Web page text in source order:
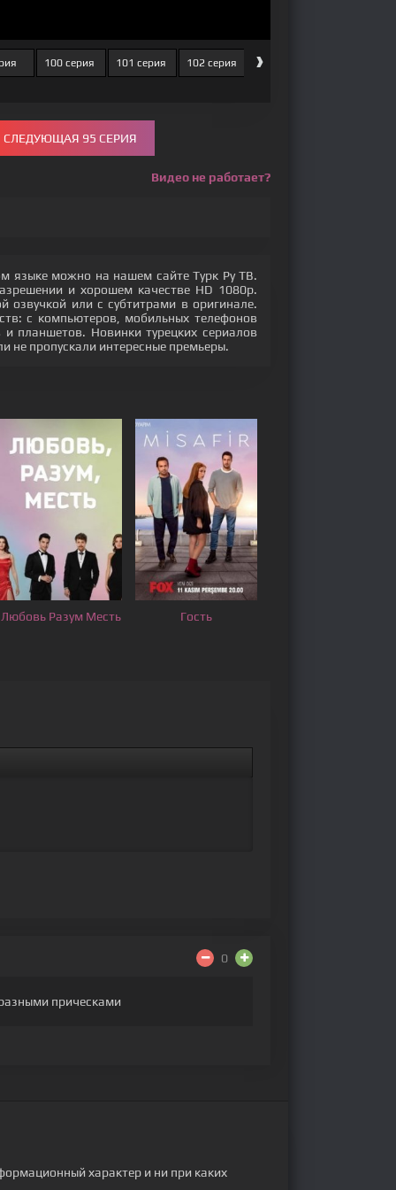
100 серия 101 серия 102 серия 103 серия
›
СЛЕДУЮЩАЯ 95 СЕРИЯ
Видео не работает?
языке можно на нашем сайте Турк Ру ТВ.
и хорошем качестве HD 1080p.
озвучкой или с субтитрами в оригинале.
с компьютеров, мобильных телефонов
планшетов. Новинки турецких сериалов
не пропускали интересные премьеры.
Любовь Разум Месть Гость
0
прическами
характер и ни при каких